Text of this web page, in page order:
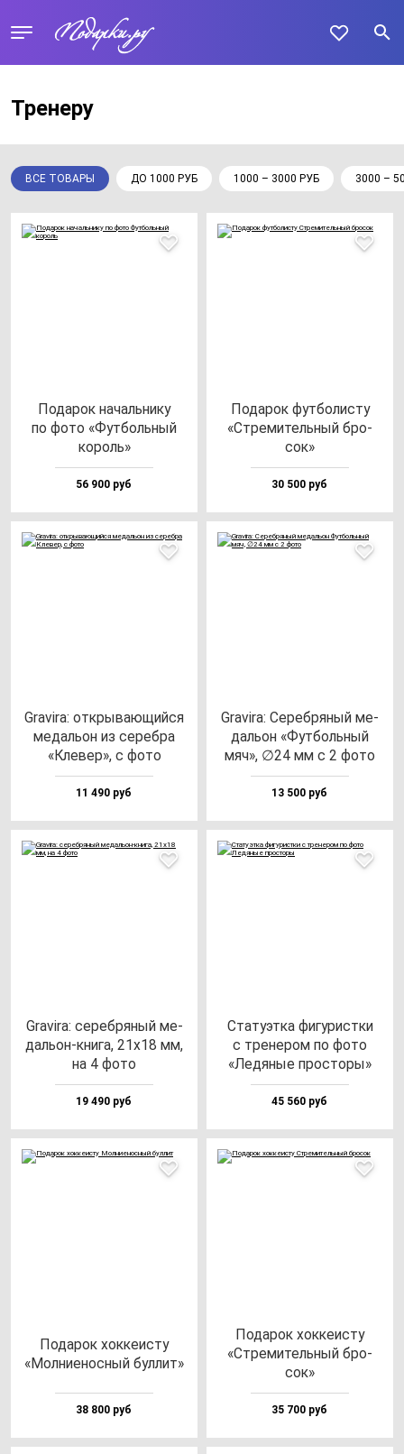
Тренеру
ВСЕ ТОВАРЫ ДО 1000 РУБ 1000 – 3000 РУБ 3000 –
Пода­рок на­чаль­ни­ку
по фо­то «Фут­боль­ный
ко­роль»
56 900 руб
Пода­рок фут­бо­лис­ту
«Стре­ми­тель­ный бро­
сок»
30 500 руб
Gra­vi­ra: от­кры­ва­ющий­ся
ме­даль­он из се­реб­ра
«Кле­вер», с фо­то
11 490 руб
Gra­vi­ra: Сереб­ря­ный ме­
даль­он «Фут­боль­ный
мяч», ∅24 мм с 2 фо­то
13 500 руб
Gra­vi­ra: се­реб­ря­ный ме­
даль­он-кни­га, 21x18 мм,
на 4 фо­то
19 490 руб
Ста­ту­эт­ка фи­гу­рис­тки
с тре­не­ром по фо­то
«Ледя­ные прос­то­ры»
45 560 руб
Пода­рок хок­ке­ис­ту
«Мол­ни­енос­ный бул­лит»
38 800 руб
Пода­рок хок­ке­ис­ту
«Стре­ми­тель­ный бро­
сок»
35 700 руб